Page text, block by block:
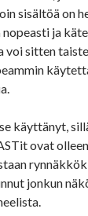
sisältöä on
ja
voi sitten
käyttänyt,
ovat
jonkun